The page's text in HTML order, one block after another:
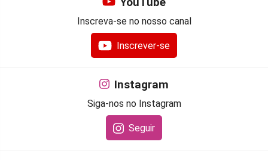
Inscreva-se no nosso canal
Inscrever-se
Instagram
Siga-nos no Instagram
Seguir